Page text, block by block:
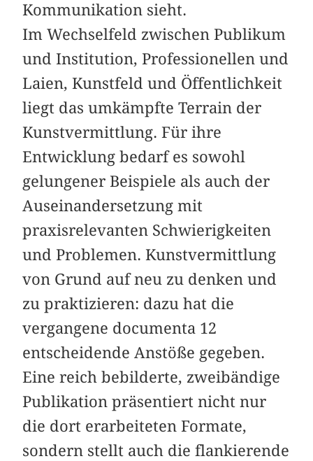
Kommunikation sieht.
Im Wechselfeld zwischen Publikum
und Institution, Professionellen und
Laien, Kunstfeld und Öffentlichkeit
liegt das umkämpfte Terrain der
Kunstvermittlung. Für ihre
Entwicklung bedarf es sowohl
gelungener Beispiele als auch der
Auseinandersetzung mit
praxisrelevanten Schwierigkeiten
und Problemen. Kunstvermittlung
von Grund auf neu zu denken und
zu praktizieren: dazu hat die
vergangene documenta 12
entscheidende Anstöße gegeben.
Eine reich bebilderte, zweibändige
Publikation präsentiert nicht nur
die dort erarbeiteten Formate,
sondern stellt auch die flankierende